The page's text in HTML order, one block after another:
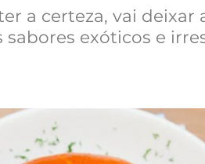
a certeza, vai deixar
exóticos e